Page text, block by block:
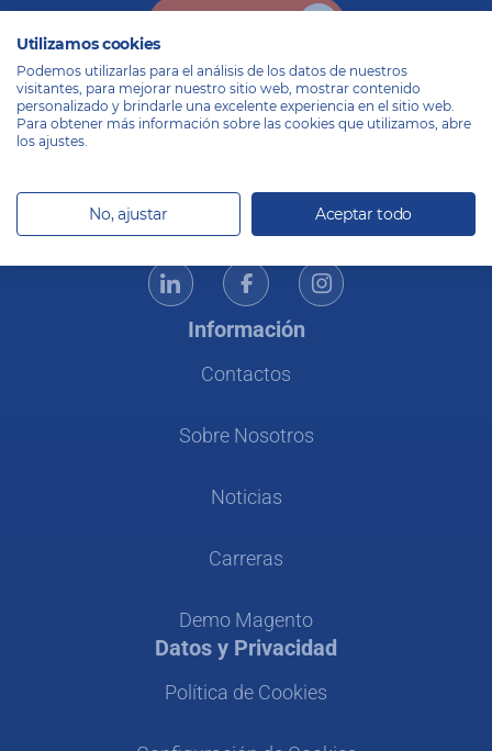
Especialistas en comercio electrónico
– Desde 2008
Información
Contactos
Sobre Nosotros
Noticias
Carreras
Demo Magento
Datos y Privacidad
Política de Cookies
Utilizamos cookies
Podemos utilizarlas para el análisis de los datos de nuestros
visitantes, para mejorar nuestro sitio web, mostrar contenido
personalizado y brindarle una excelente experiencia en el sitio web.
Para obtener más información sobre las cookies que utilizamos, abre
los ajustes.
No, ajustar Aceptar todo